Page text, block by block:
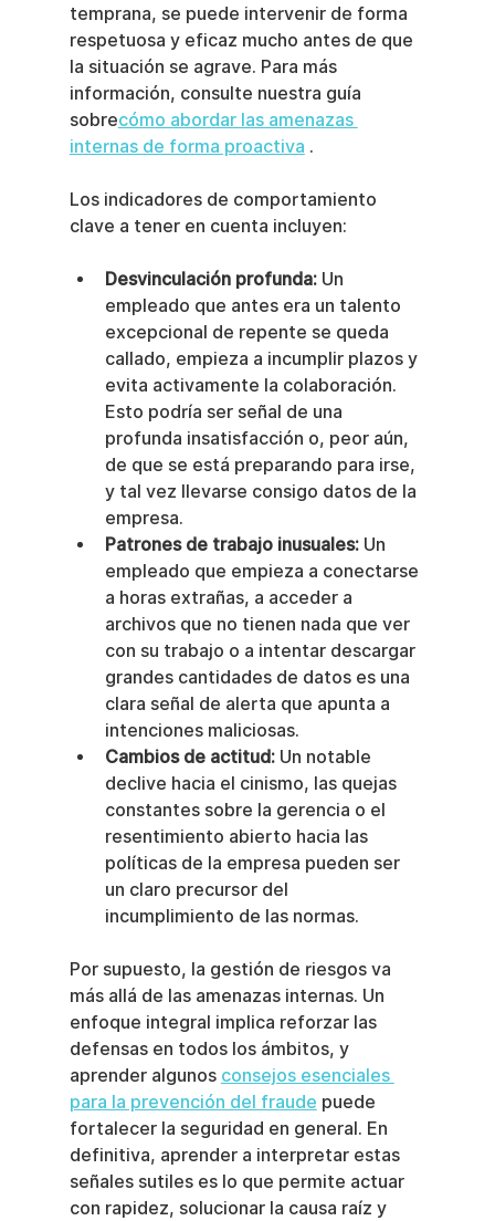
temprana, se puede intervenir de forma
respetuosa y eficaz mucho antes de que
la situación se agrave. Para más
información, consulte nuestra guía
sobrecómo abordar las amenazas
internas de forma proactiva .
Los indicadores de comportamiento
clave a tener en cuenta incluyen:
Desvinculación profunda: Un
empleado que antes era un talento
excepcional de repente se queda
callado, empieza a incumplir plazos y
evita activamente la colaboración.
Esto podría ser señal de una
profunda insatisfacción o, peor aún,
de que se está preparando para irse,
y tal vez llevarse consigo datos de la
empresa.
Patrones de trabajo inusuales: Un
empleado que empieza a conectarse
a horas extrañas, a acceder a
archivos que no tienen nada que ver
con su trabajo o a intentar descargar
grandes cantidades de datos es una
clara señal de alerta que apunta a
intenciones maliciosas.
Cambios de actitud: Un notable
declive hacia el cinismo, las quejas
constantes sobre la gerencia o el
resentimiento abierto hacia las
políticas de la empresa pueden ser
un claro precursor del
incumplimiento de las normas.
Por supuesto, la gestión de riesgos va
más allá de las amenazas internas. Un
enfoque integral implica reforzar las
defensas en todos los ámbitos, y
aprender algunos consejos esenciales
para la prevención del fraude puede
fortalecer la seguridad en general. En
definitiva, aprender a interpretar estas
señales sutiles es lo que permite actuar
con rapidez, solucionar la causa raíz y